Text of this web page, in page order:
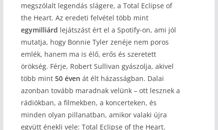
megszólalt legendás slágere, a Total Eclipse of
the Heart. Az eredeti felvétel több mint
egymilliárd lejátszást ért el a Spotify-on, ami jól
mutatja, hogy Bonnie Tyler zenéje nem poros
emlék, hanem ma is élő, erős és szeretett
örökség. Férje, Robert Sullivan gyászolja, akivel
több mint 50 éven át élt házasságban. Dalai
azonban tovább maradnak velünk – ott lesznek a
rádiókban, a filmekben, a koncerteken, és
minden olyan pillanatban, amikor valaki újra
együtt énekli vele: Total Eclipse of the Heart.